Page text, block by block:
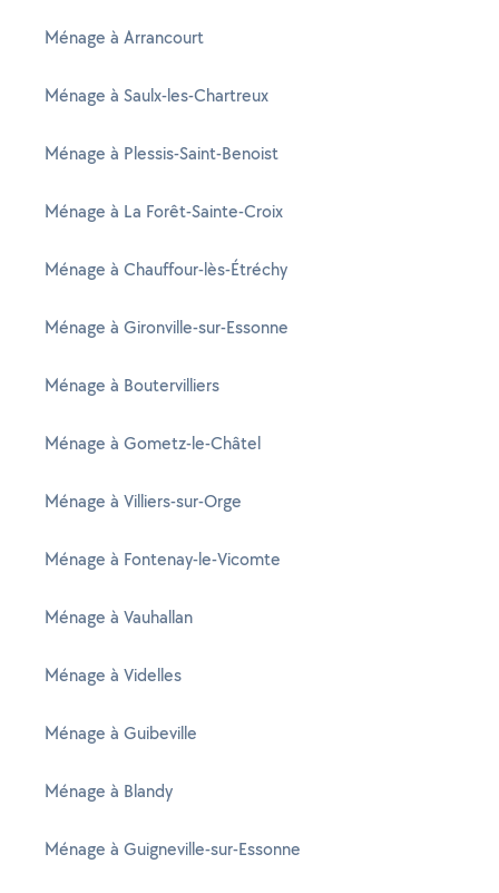
Ménage à Arrancourt
Ménage à Saulx-les-Chartreux
Ménage à Plessis-Saint-Benoist
Ménage à La Forêt-Sainte-Croix
Ménage à Chauffour-lès-Étréchy
Ménage à Gironville-sur-Essonne
Ménage à Boutervilliers
Ménage à Gometz-le-Châtel
Ménage à Villiers-sur-Orge
Ménage à Fontenay-le-Vicomte
Ménage à Vauhallan
Ménage à Videlles
Ménage à Guibeville
Ménage à Blandy
Ménage à Guigneville-sur-Essonne